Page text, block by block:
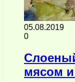
05.08.2019
0
мясом